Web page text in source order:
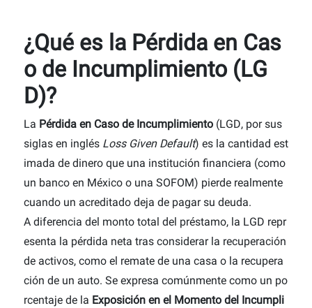
¿Qué es la Pérdida en Cas
o de Incumplimiento (LG
D)?
La Pérdida en Caso de Incumplimiento (LGD, por sus
siglas en inglés Loss Given Default) es la cantidad est
imada de dinero que una institución financiera (como
un banco en México o una SOFOM) pierde realmente
cuando un acreditado deja de pagar su deuda.
A diferencia del monto total del préstamo, la LGD repr
esenta la pérdida neta tras considerar la recuperación
de activos, como el remate de una casa o la recupera
ción de un auto. Se expresa comúnmente como un po
rcentaje de la Exposición en el Momento del Incumpli